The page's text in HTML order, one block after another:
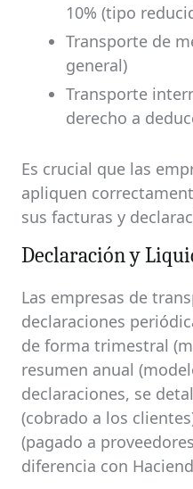
10% (tipo
Transporte de
general)
Transporte
derecho a
Es crucial que las
apliquen
sus facturas y
Declaración y
Las empresas de
declaraciones
de forma trimestral
resumen anual
declaraciones, se
(cobrado a los
(pagado a
diferencia con